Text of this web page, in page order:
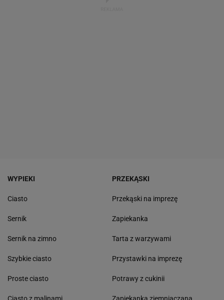
WYPIEKI
Ciasto
Sernik
Sernik na zimno
Szybkie ciasto
Proste ciasto
PRZEKĄSKI
Przekąski na imprezę
Zapiekanka
Tarta z warzywami
Przystawki na imprezę
Potrawy z cukinii